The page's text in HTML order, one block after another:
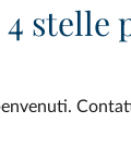
stelle